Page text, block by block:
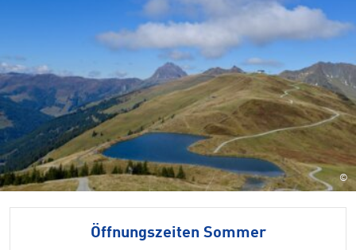
©
Öffnungszeiten Sommer